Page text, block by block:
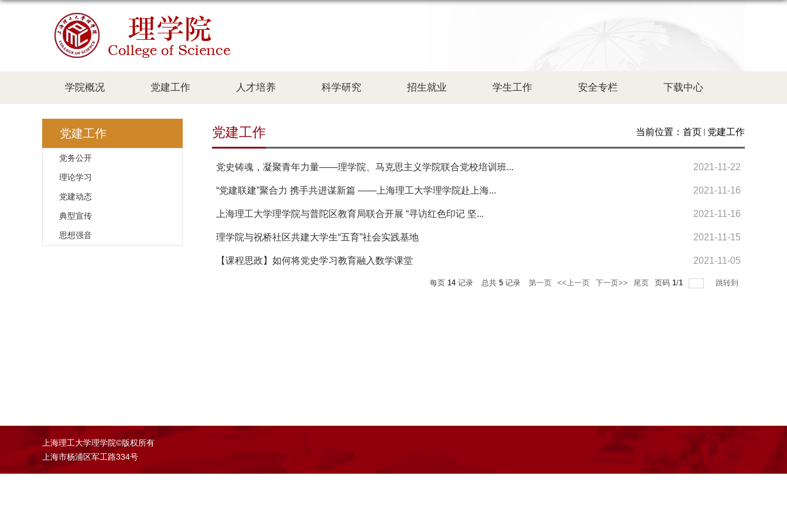
学院概况 党建工作 人才培养 科学研究 招生就业 学生工作 安全专栏 下载中心
党建工作
党务公开
理论学习
党建动态
典型宣传
思想强音
当前位置： 首页 党建工作
党建工作
党史铸魂，凝聚青年力量——理学院、马克思主义学院联合党校培训班... 2021-11-22
“党建联建”聚合力 携手共进谋新篇 ——上海理工大学理学院赴上海... 2021-11-16
上海理工大学理学院与普陀区教育局联合开展 “寻访红色印记 坚... 2021-11-16
理学院与祝桥社区共建大学生“五育”社会实践基地 2021-11-15
【课程思政】如何将党史学习教育融入数学课堂 2021-11-05
每页 14记录 总共 5 记录 第一页 <<上一页 下一页>> 尾页 页码 1/1 跳转到
上海理工大学理学院©版权所有
上海市杨浦区军工路334号